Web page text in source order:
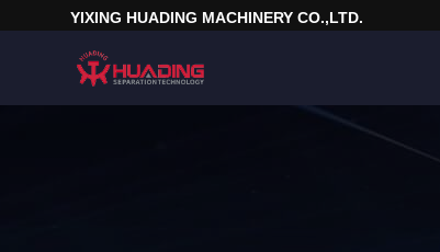
YIXING HUADING MACHINERY CO.,LTD.